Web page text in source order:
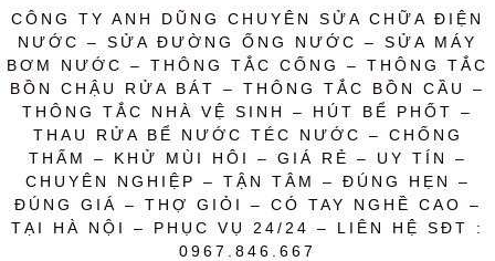
CÔNG TY ANH DŨNG CHUYÊN SỬA CHỮA ĐIỆN
NƯỚC – SỬA ĐƯỜNG ỐNG NƯỚC – SỬA MÁY
BƠM NƯỚC – THÔNG TẮC CỐNG – THÔNG TẮC
BỒN CHẬU RỬA BÁT – THÔNG TẮC BỒN CẦU –
THÔNG TẮC NHÀ VỆ SINH – HÚT BỂ PHỐT –
THAU RỬA BỂ NƯỚC TÉC NƯỚC – CHỐNG
THẤM – KHỬ MÙI HÔI – GIÁ RẺ – UY TÍN –
CHUYÊN NGHIỆP – TẬN TÂM – ĐÚNG HẸN –
ĐÚNG GIÁ – THỢ GIỎI – CÓ TAY NGHỀ CAO –
TẠI HÀ NỘI – PHỤC VỤ 24/24 – LIÊN HỆ SĐT :
0967.846.667